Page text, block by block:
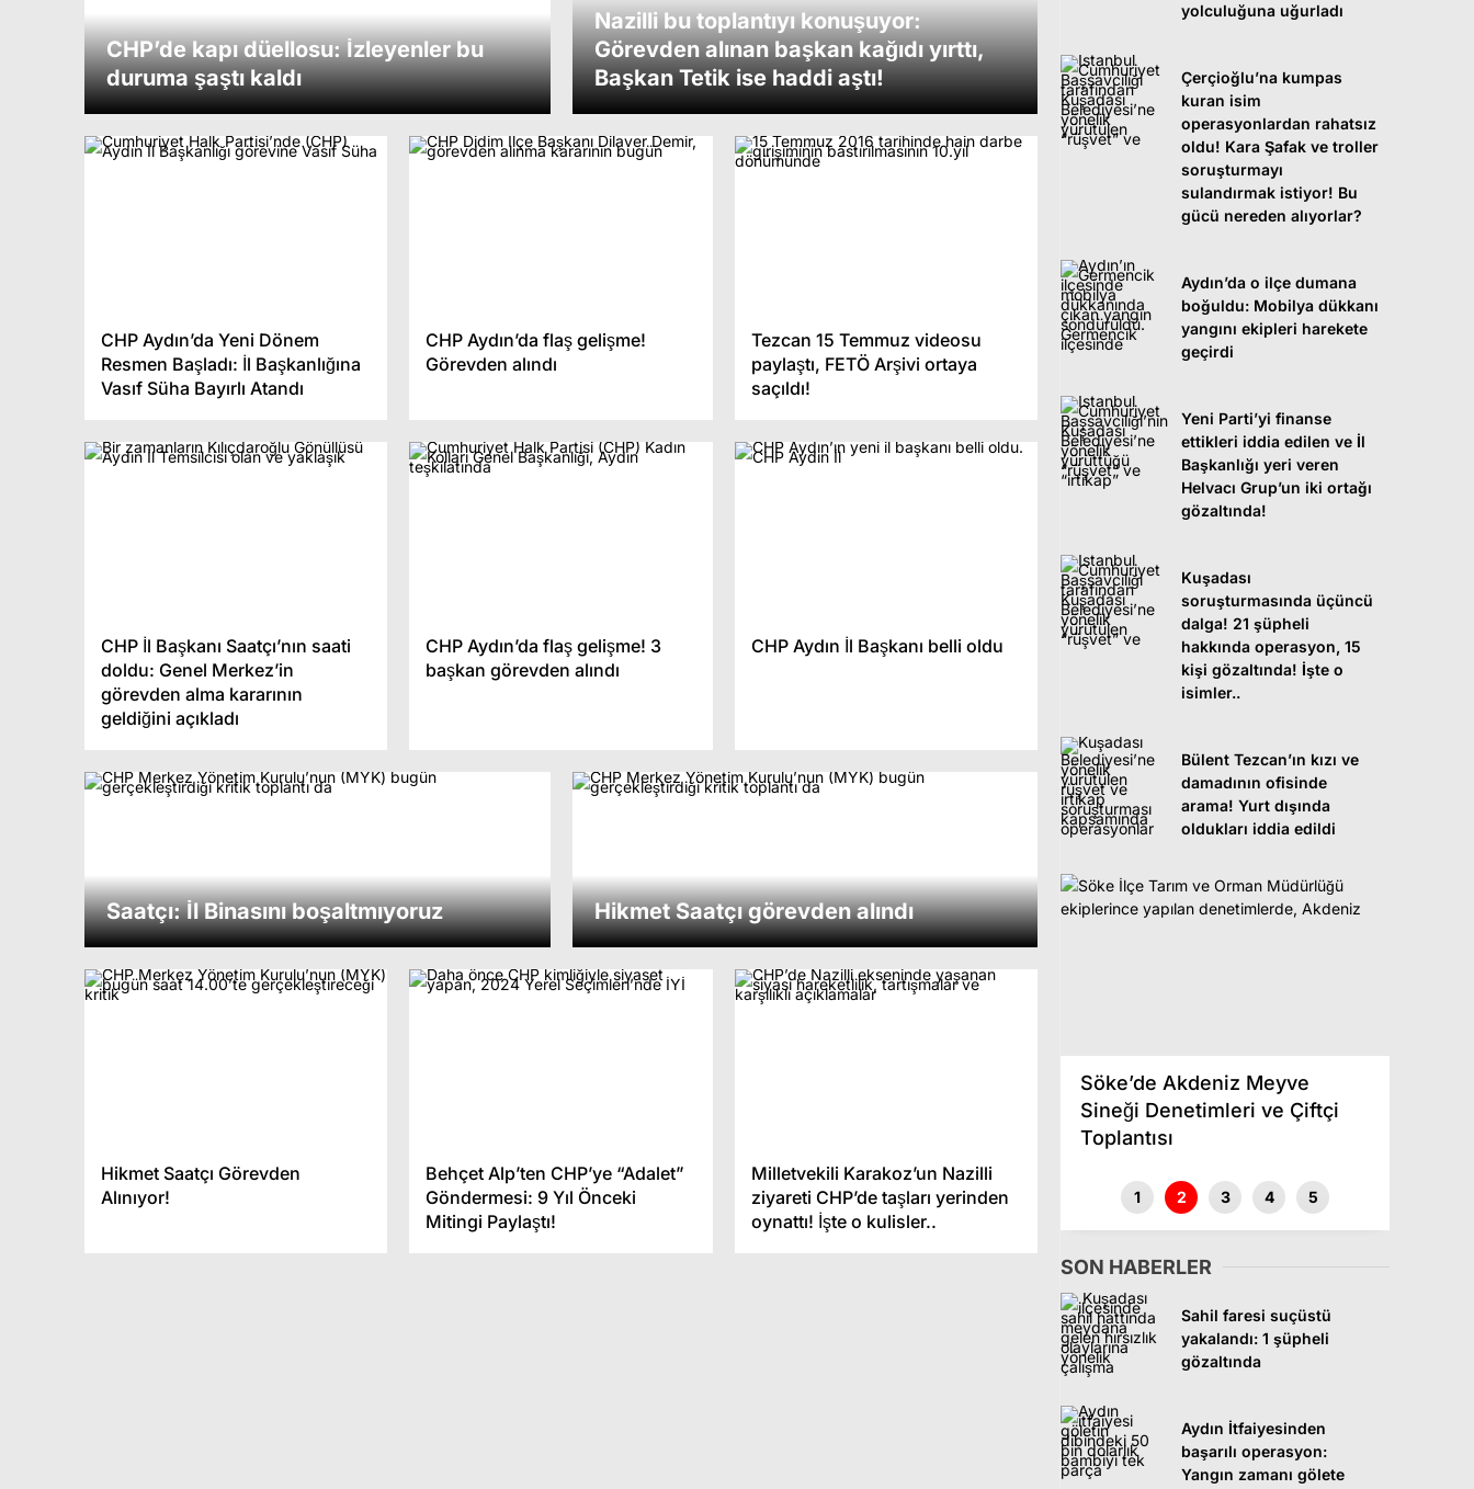
CHP’de kapı düellosu: İzleyenler bu
duruma şaştı kaldı
Nazilli bu toplantıyı konuşuyor:
Görevden alınan başkan kağıdı yırttı,
Başkan Tetik ise haddi aştı!
CHP Aydın’da Yeni Dönem
Resmen Başladı: İl Başkanlığına
Vasıf Süha Bayırlı Atandı
CHP Aydın’da flaş gelişme!
Görevden alındı
Tezcan 15 Temmuz videosu
paylaştı, FETÖ Arşivi ortaya
saçıldı!
CHP İl Başkanı Saatçı’nın saati
doldu: Genel Merkez’in
görevden alma kararının
geldiğini açıkladı
CHP Aydın’da flaş gelişme! 3
başkan görevden alındı
CHP Aydın İl Başkanı belli oldu
Saatçı: İl Binasını boşaltmıyoruz Hikmet Saatçı görevden alındı
Hikmet Saatçı Görevden
Alınıyor!
Behçet Alp’ten CHP’ye “Adalet”
Göndermesi: 9 Yıl Önceki
Mitingi Paylaştı!
Milletvekili Karakoz’un Nazilli
ziyareti CHP’de taşları yerinden
oynattı! İşte o kulisler..
yolculuğuna uğurladı
Çerçioğlu’na kumpas
kuran isim
operasyonlardan rahatsız
oldu! Kara Şafak ve troller
soruşturmayı
sulandırmak istiyor! Bu
gücü nereden alıyorlar?
Aydın’da o ilçe dumana
boğuldu: Mobilya dükkanı
yangını ekipleri harekete
geçirdi
Yeni Parti’yi finanse
ettikleri iddia edilen ve İl
Başkanlığı yeri veren
Helvacı Grup’un iki ortağı
gözaltında!
Kuşadası
soruşturmasında üçüncü
dalga! 21 şüpheli
hakkında operasyon, 15
kişi gözaltında! İşte o
isimler..
Bülent Tezcan’ın kızı ve
damadının ofisinde
arama! Yurt dışında
oldukları iddia edildi
Söke’de Akdeniz Meyve
Sineği Denetimleri ve Çiftçi
Toplantısı
1 2 3 4 5
SON HABERLER
Sahil faresi suçüstü
yakalandı: 1 şüpheli
gözaltında
Aydın İtfaiyesinden
başarılı operasyon:
Yangın zamanı gölete